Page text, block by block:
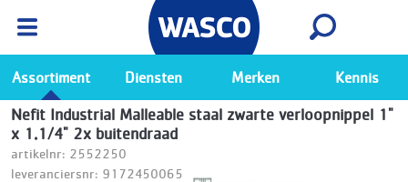
Ga naar de Wasco app
Bekijk
Assortiment Diensten Merken Kennis
Nefit Industrial Malleable staal zwarte verloopnippel 1"
x 1.1/4" 2x buitendraad
artikelnr: 2552250
leveranciersnr: 9172450065